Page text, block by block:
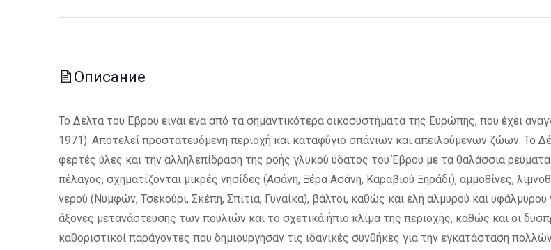
Описание
Το Δέλτα του Έβρου είναι ένα από τα σημαντικότερα οικοσυστήματα της Ευρώπης, που έχει
1971). Αποτελεί προστατευόμενη περιοχή και καταφύγιο σπάνιων και απειλούμενων ζώων. Το
φερτές ύλες και την αλληλεπίδραση της ροής γλυκού ύδατος του Έβρου με τα θαλάσσια
πέλαγος, σχηματίζονται μικρές νησίδες (Ασάνη, Ξέρα Ασάνη, Καραβιού Ξηράδι), αμμοθίνες,
νερού (Νυμφών, Τσεκούρι, Σκέπη, Σπίτια, Γυναίκα), βάλτοι, καθώς και έλη αλμυρού και
άξονες μετανάστευσης των πουλιών και το σχετικά ήπιο κλίμα της περιοχής, καθώς και οι
καθοριστικοί παράγοντες που δημιούργησαν τις ιδανικές συνθήκες για την εγκατάσταση